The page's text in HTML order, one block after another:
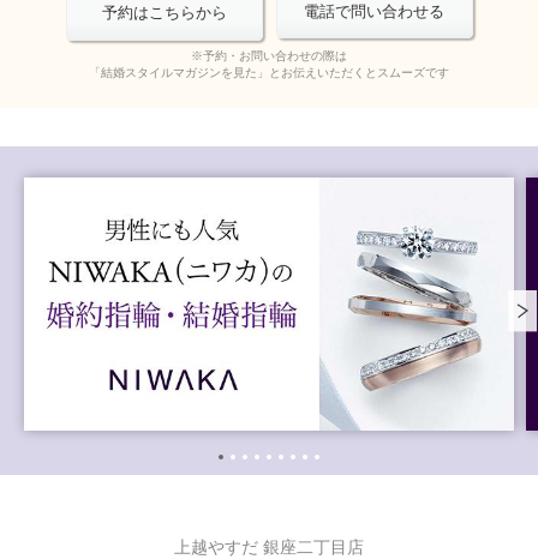
予約はこちらから 電話で問い合わせる
※予約・お問い合わせの際は
「結婚スタイルマガジンを見た」とお伝えいただくとスムーズです
上越やすだ 銀座二丁目店